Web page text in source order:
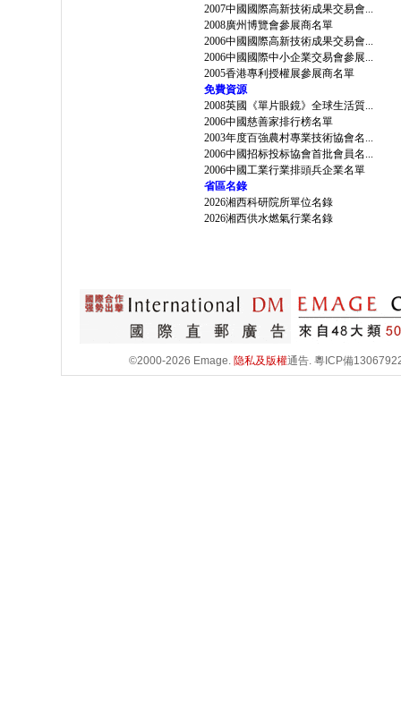
2007中國國際高新技術成果交易會...
2008廣州博覽會參展商名單
2006中國國際高新技術成果交易會...
2006中國國際中小企業交易會參展...
2005香港專利授權展參展商名單
免費資源
2008英國《單片眼鏡》全球生活質...
2006中國慈善家排行榜名單
2003年度百強農村專業技術協會名...
2006中國招标投标協會首批會員名...
2006中國工業行業排頭兵企業名單
省區名錄
2026湘西科研院所單位名錄
2026湘西供水燃氣行業名錄
©2000-2026 Emage. 隐私及版權通告. 粵ICP備